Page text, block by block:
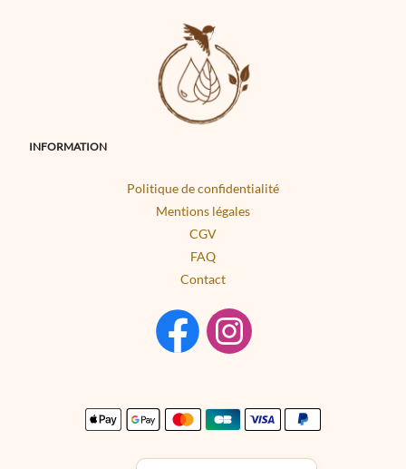
INFORMATION
Politique de confidentialité
Mentions légales
CGV
FAQ
Contact